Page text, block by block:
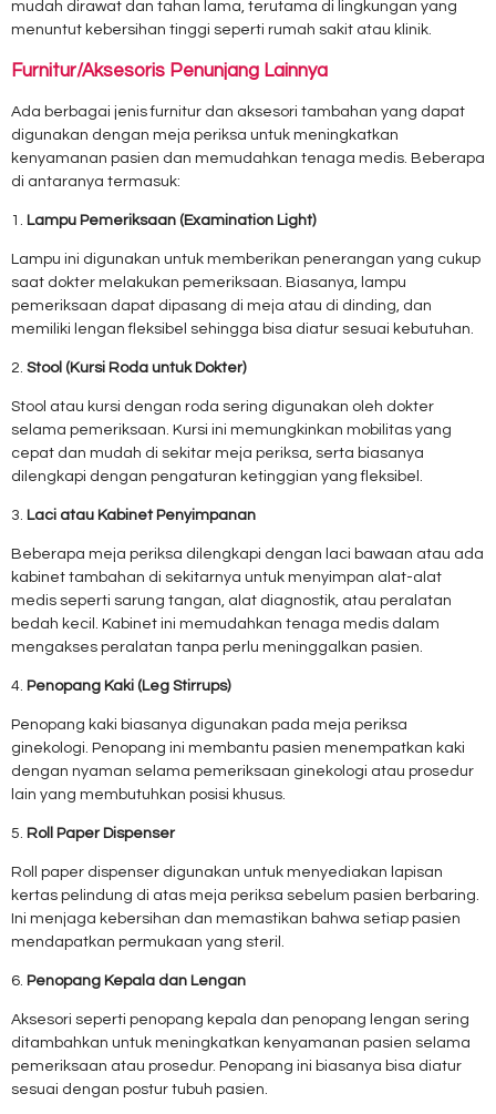
mudah dirawat dan tahan lama, terutama di lingkungan yang
menuntut kebersihan tinggi seperti rumah sakit atau klinik.
Furnitur/Aksesoris Penunjang Lainnya
Ada berbagai jenis furnitur dan aksesori tambahan yang dapat
digunakan dengan meja periksa untuk meningkatkan
kenyamanan pasien dan memudahkan tenaga medis. Beberapa
di antaranya termasuk:
1. Lampu Pemeriksaan (Examination Light)
Lampu ini digunakan untuk memberikan penerangan yang cukup
saat dokter melakukan pemeriksaan. Biasanya, lampu
pemeriksaan dapat dipasang di meja atau di dinding, dan
memiliki lengan fleksibel sehingga bisa diatur sesuai kebutuhan.
2. Stool (Kursi Roda untuk Dokter)
Stool atau kursi dengan roda sering digunakan oleh dokter
selama pemeriksaan. Kursi ini memungkinkan mobilitas yang
cepat dan mudah di sekitar meja periksa, serta biasanya
dilengkapi dengan pengaturan ketinggian yang fleksibel.
3. Laci atau Kabinet Penyimpanan
Beberapa meja periksa dilengkapi dengan laci bawaan atau ada
kabinet tambahan di sekitarnya untuk menyimpan alat-alat
medis seperti sarung tangan, alat diagnostik, atau peralatan
bedah kecil. Kabinet ini memudahkan tenaga medis dalam
mengakses peralatan tanpa perlu meninggalkan pasien.
4. Penopang Kaki (Leg Stirrups)
Penopang kaki biasanya digunakan pada meja periksa
ginekologi. Penopang ini membantu pasien menempatkan kaki
dengan nyaman selama pemeriksaan ginekologi atau prosedur
lain yang membutuhkan posisi khusus.
5. Roll Paper Dispenser
Roll paper dispenser digunakan untuk menyediakan lapisan
kertas pelindung di atas meja periksa sebelum pasien berbaring.
Ini menjaga kebersihan dan memastikan bahwa setiap pasien
mendapatkan permukaan yang steril.
6. Penopang Kepala dan Lengan
Aksesori seperti penopang kepala dan penopang lengan sering
ditambahkan untuk meningkatkan kenyamanan pasien selama
pemeriksaan atau prosedur. Penopang ini biasanya bisa diatur
sesuai dengan postur tubuh pasien.